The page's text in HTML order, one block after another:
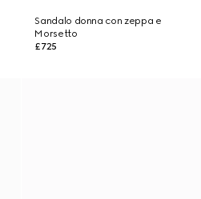
Sandalo donna con zeppa e
Morsetto
£725